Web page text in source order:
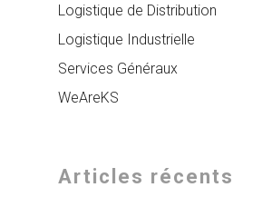
Logistique de Distribution
Logistique Industrielle
Services Généraux
WeAreKS
Articles récents